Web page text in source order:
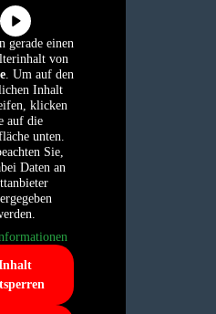
gerade einen
von
. Um auf den
Inhalt
klicken
auf die
unten.
Sie,
Daten an